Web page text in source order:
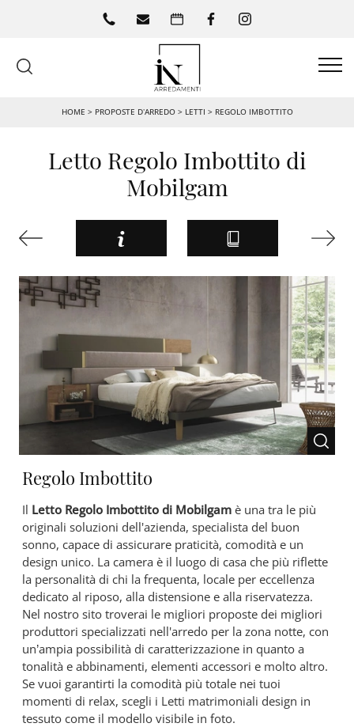
HOME > PROPOSTE D’ARREDO> LETTI > REGOLO IMBOTTITO
Letto Regolo Imbottito di
Mobilgam
Regolo Imbottito
Il Letto Regolo Imbottito di Mobilgam è una tra le più
originali soluzioni dell'azienda, specialista del buon
sonno, capace di assicurare praticità, comodità e un
design unico. La camera è il luogo di casa che più riflette
la personalità di chi la frequenta, locale per eccellenza
dedicato al riposo, alla distensione e alla riservatezza.
Nel nostro sito troverai le migliori proposte dei migliori
produttori specializzati nell'arredo per la zona notte, con
un’ampia possibilità di caratterizzazione in quanto a
tonalità e abbinamenti, elementi accessori e molto altro.
Se vuoi garantirti la comodità più totale nei tuoi
momenti di relax, scegli i Letti matrimoniali design in
tessuto come il modello visibile in foto.